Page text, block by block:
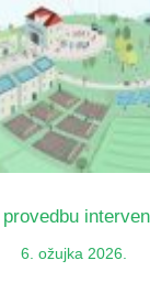
6. ožujka 2026.